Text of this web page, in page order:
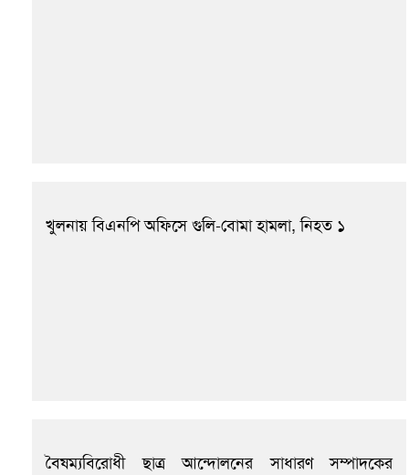
খুলনায় বিএনপি অফিসে গুলি-বোমা হামলা, নিহত ১
বৈষম্যবিরোধী ছাত্র আন্দোলনের সাধারণ সম্পাদকের